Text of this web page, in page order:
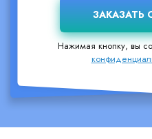
Нажимая кнопку, вы